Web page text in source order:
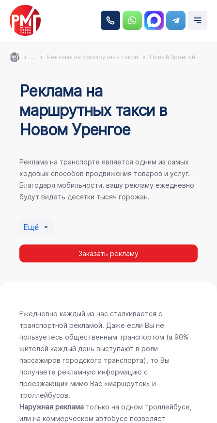
... Реклама на маршрутных такси Новый Уренгой
Реклама на
маршрутных такси в
Новом Уренгое
Реклама на транспорте является одним из самых
ходовых способов продвижения товаров и услуг.
Благодаря мобильности, вашу рекламу ежедневно
будут видеть десятки тысяч горожан.
Ещё
Заказать рекламу
Ежедневно каждый из нас сталкивается с
транспортной рекламой. Даже если Вы не
пользуетесь общественным транспортом (а 90%
жителей каждый день выступают в роли
пассажиров городского транспорта), то Вы
получаете рекламную информацию с
проезжающих мимо Вас «маршруток» и
троллейбусов.
Наружная реклама только на одном троллейбусе,
или на коммерческом автобусе позволяет